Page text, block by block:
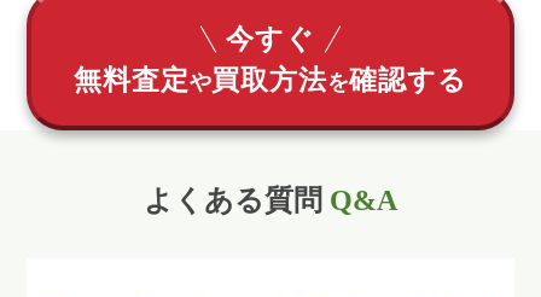
今すぐ
無料査定や買取方法を確認する
よくある質問 Q&A